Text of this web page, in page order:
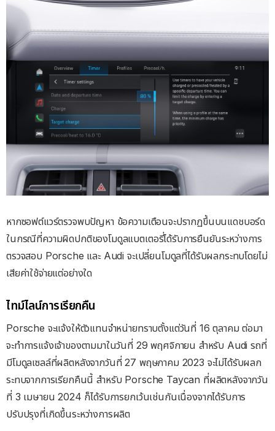
หากซอฟต์แวร์ตรวจพบปัญหา ข้อความเตือนจะปรากฏขึ้นบนแดชบอร์ด
ในกรณีที่ความผิดปกติของโมดูลแบตเตอรี่ได้รับการยืนยันระหว่างการ
ตรวจสอบ Porsche และ Audi จะเปลี่ยนโมดูลที่ได้รับผลกระทบโดยไม่
เสียค่าใช้จ่ายแต่อย่างใด
ไทม์ไลน์การเรียกคืน
Porsche จะแจ้งให้ตัวแทนจําหน่ายทราบตั้งแต่วันที่ 16 ตุลาคม ต่อมา
จะทำการแจ้งเจ้าของตามมาในวันที่ 29 พฤศจิกายน สําหรับ Audi รถที่
มีโมดูลเซลล์ที่ผลิตหลังจากวันที่ 27 พฤษภาคม 2023 จะไม่ได้รับผลก
ระทบจากการเรียกคืนนี้ สำหรับ Porsche Taycan ที่ผลิตหลังจากวัน
ที่ 3 เมษายน 2024 ก็ได้รับการยกเว้นเช่นกันเนื่องจากได้รับการ
ปรับปรุงที่เกิดขึ้นระหว่างการผลิต